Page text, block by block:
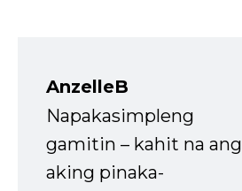
AnzelleB
Napakasimpleng
gamitin – kahit na ang
aking pinaka-